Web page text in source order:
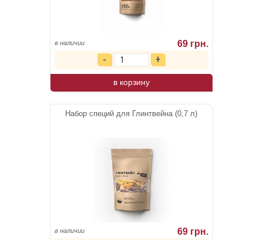
в наличии 69 грн.
в корзину
Набор специй для Глинтвейна (0,7 л)
в наличии 69 грн.